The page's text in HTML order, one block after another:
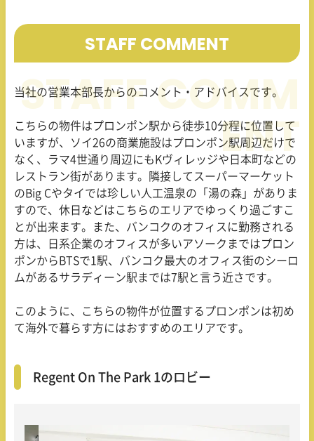
STAFF COMMENT
当社の営業本部長からのコメント・アドバイスです。
こちらの物件はプロンポン駅から徒歩10分程に位置して
いますが、ソイ26の商業施設はプロンポン駅周辺だけで
なく、ラマ4世通り周辺にも Kヴィレッジや日本町などの
レストラン街があります。隣接してスーパーマーケット
の Big Cやタイでは珍しい人工温泉の「湯の森」がありま
すので、休日などはこちらのエリアでゆっくり過ごすこ
とが出来ます。また、バンコクのオフィスに勤務される
方は、日系企業のオフィスが多いアソークまではプロン
ポンから BTSで1 駅、バンコク最大のオフィス街のシーロ
ムがあるサラディーン駅までは7駅と言う近さです。
このように、こちらの物件が位置するプロンポンは初め
て海外で暮らす方にはおすすめのエリアです。
Regent On The Park 1のロビー